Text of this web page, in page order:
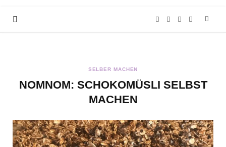
F
b
T
t
I
a
P
e
SELBER MACHEN
NOMNOM: SCHOKOMÜSLI SELBST
MACHEN